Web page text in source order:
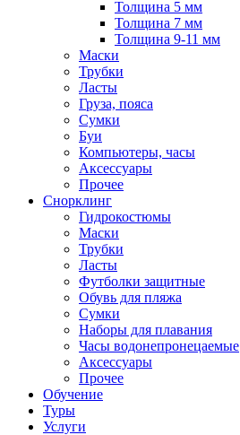
Толщина 5 мм
Толщина 7 мм
Толщина 9-11 мм
Маски
Трубки
Ласты
Груза, пояса
Сумки
Буи
Компьютеры, часы
Аксессуары
Прочее
Снорклинг
Гидрокостюмы
Маски
Трубки
Ласты
Футболки защитные
Обувь для пляжа
Сумки
Наборы для плавания
Часы водонепронецаемые
Аксессуары
Прочее
Обучение
Туры
Услуги